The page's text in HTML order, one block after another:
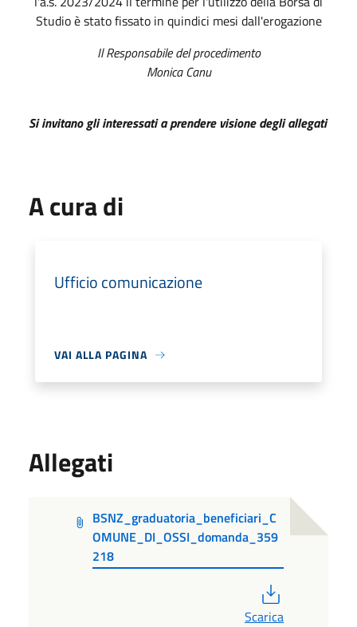
Studio è stato fissato in quindici mesi dall'erogazione
Il Responsabile del procedimento
Monica Canu
Si invitano gli interessati a prendere visione degli allegati
A cura di
Ufficio comunicazione
VAI ALLA PAGINA
Allegati
BSNZ_graduatoria_beneficiari_C
OMUNE_DI_OSSI_domanda_359
218
Scarica